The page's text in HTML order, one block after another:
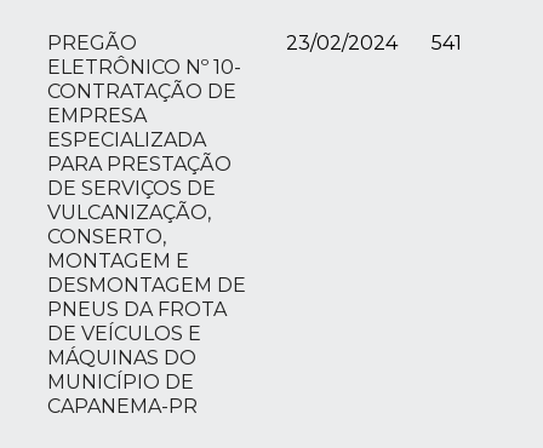
PREGÃO
ELETRÔNICO Nº 10-
CONTRATAÇÃO DE
EMPRESA
ESPECIALIZADA
PARA PRESTAÇÃO
DE SERVIÇOS DE
VULCANIZAÇÃO,
CONSERTO,
MONTAGEM E
DESMONTAGEM DE
PNEUS DA FROTA
DE VEÍCULOS E
MÁQUINAS DO
MUNICÍPIO DE
CAPANEMA-PR
23/02/2024 541